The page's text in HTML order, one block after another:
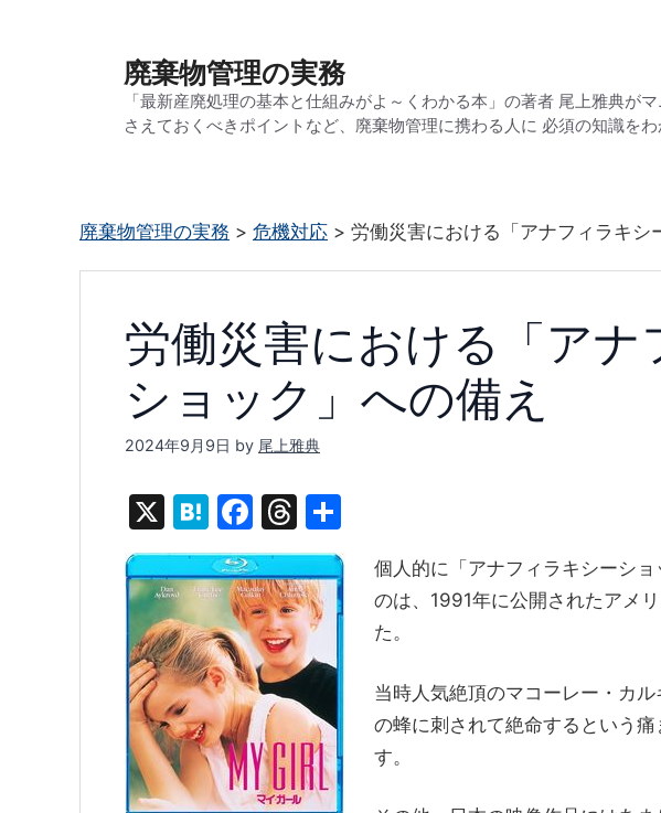
廃棄物管理の実務
「最新産廃処理の基本と仕組みがよ～くわかる本」の著者 尾上雅典が
さえておくべきポイントなど、廃棄物管理に携わる人に 必須の知識をわ
廃棄物管理の実務 > 危機対応 > 労働災害における「アナフィラキシ
労働災害における「アナ
ショック」への備え
2024年9月9日 by 尾上雅典
X
H
at
e
n
a
F
a
c
e
b
o
o
k
T
hr
e
a
d
s
有
個人的に「アナフィラキシーシ
のは、1991年に公開されたアメ
た。
当時人気絶頂のマコーレー・カ
の蜂に刺されて絶命するという
す。